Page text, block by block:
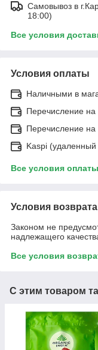
Самовывоз в
18:00)
Все условия
Условия оплаты
Наличными в
Перечисление на
Перечисление на
Kaspi (удаленный
Все условия оплаты
Условия возврата
Законом не
надлежащего
Все условия
С этим товаром